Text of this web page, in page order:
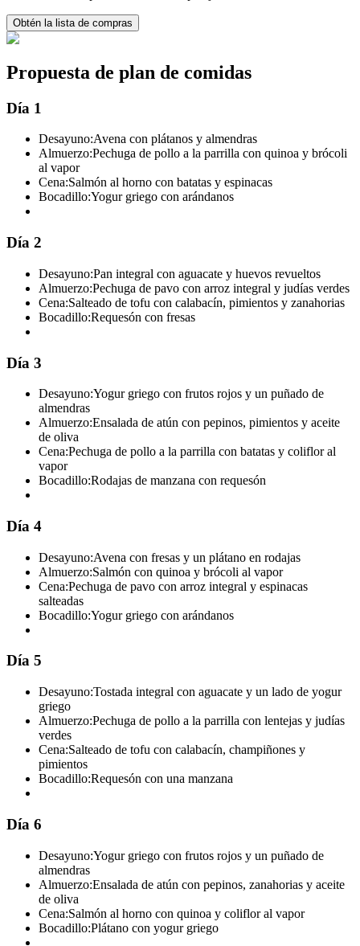
Obtén la lista de compras
Propuesta de plan de comidas
Día 1
Desayuno:Avena con plátanos y almendras
Almuerzo:Pechuga de pollo a la parrilla con quinoa y brócoli
al vapor
Cena:Salmón al horno con batatas y espinacas
Bocadillo:Yogur griego con arándanos
Día 2
Desayuno:Pan integral con aguacate y huevos revueltos
Almuerzo:Pechuga de pavo con arroz integral y judías verdes
Cena:Salteado de tofu con calabacín, pimientos y zanahorias
Bocadillo:Requesón con fresas
Día 3
Desayuno:Yogur griego con frutos rojos y un puñado de
almendras
Almuerzo:Ensalada de atún con pepinos, pimientos y aceite
de oliva
Cena:Pechuga de pollo a la parrilla con batatas y coliflor al
vapor
Bocadillo:Rodajas de manzana con requesón
Día 4
Desayuno:Avena con fresas y un plátano en rodajas
Almuerzo:Salmón con quinoa y brócoli al vapor
Cena:Pechuga de pavo con arroz integral y espinacas
salteadas
Bocadillo:Yogur griego con arándanos
Día 5
Desayuno:Tostada integral con aguacate y un lado de yogur
griego
Almuerzo:Pechuga de pollo a la parrilla con lentejas y judías
verdes
Cena:Salteado de tofu con calabacín, champiñones y
pimientos
Bocadillo:Requesón con una manzana
Día 6
Desayuno:Yogur griego con frutos rojos y un puñado de
almendras
Almuerzo:Ensalada de atún con pepinos, zanahorias y aceite
de oliva
Cena:Salmón al horno con quinoa y coliflor al vapor
Bocadillo:Plátano con yogur griego